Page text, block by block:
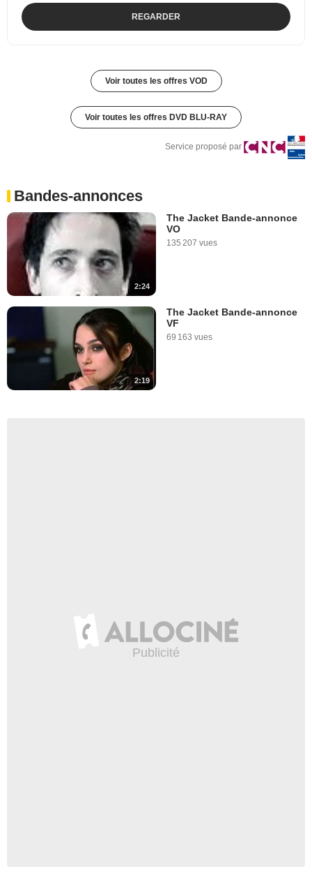
REGARDER
Voir toutes les offres VOD
Voir toutes les offres DVD BLU-RAY
Service proposé par
Bandes-annonces
2:24
The Jacket Bande-annonce
VO
135 207 vues
2:19
The Jacket Bande-annonce
VF
69 163 vues